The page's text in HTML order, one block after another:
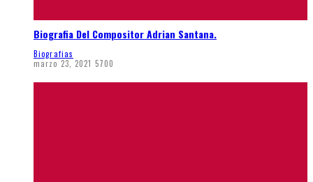
Biografia Del Compositor Adrian Santana.
Biografias
marzo 23, 2021 5700